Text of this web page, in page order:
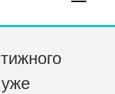
уже